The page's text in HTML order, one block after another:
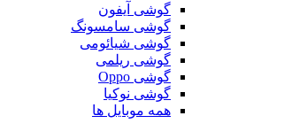
گوشی آیفون
گوشی سامسونگ
گوشی شیائومی
گوشی ریلمی
گوشی Oppo
گوشی نوکیا
همه موبایل ها